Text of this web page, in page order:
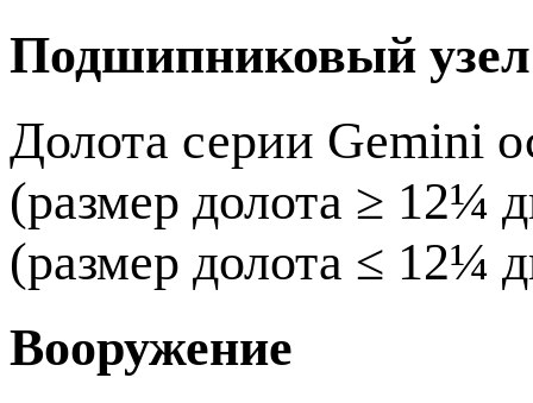
Подшипниковый узел
Долота серии Gemini
(размер долота ≥ 12¼
(размер долота ≤ 12¼
Вооружение